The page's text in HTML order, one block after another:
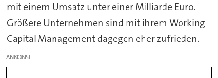
mit einem Umsatz unter einer Milliarde Euro.
Größere Unternehmen sind mit ihrem Working
Capital Management dagegen eher zufrieden.
ANZEIGE